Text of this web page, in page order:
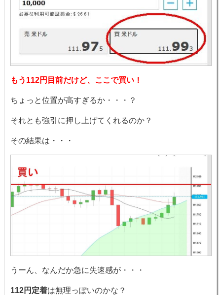
もう112円目前だけど、ここで買い！
ちょっと位置が高すぎるか・・・？
それとも強引に押し上げてくれるのか？
その結果は・・・
うーん、なんだか急に失速感が・・・
112円定着は無理っぽいのかな？